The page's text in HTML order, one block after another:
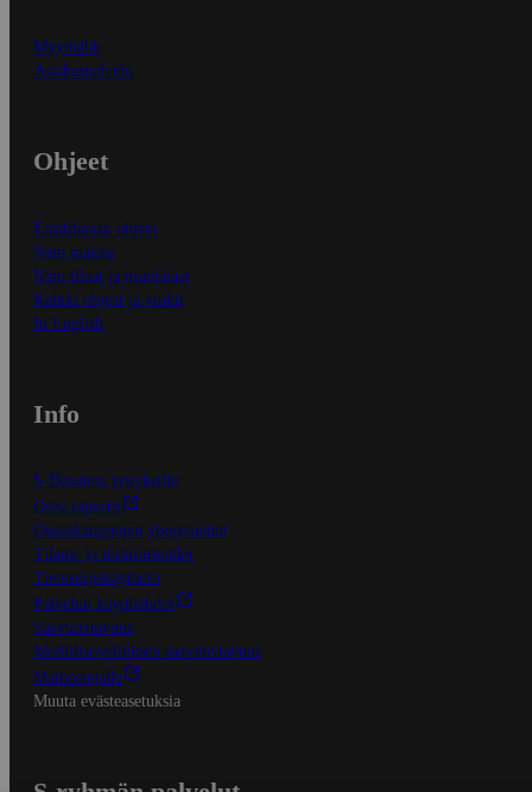
Myymälät
Asiakaspalvelu
Ohjeet
Ensitilaajan ohjeet
Näin maksat
Näin tilaat ja muokkaat
Kaikki ohjeet ja vinkit
In English
Info
S-Business yrityksille
Oiva-raportit
Osuuskauppojen yhteystiedot
Tilaus- ja toimitusehdot
Tietosuojakäytäntö
Palvelun käyttöehdot
Saavutettavuus
Mobiilisovelluksen saavutettavuus
Mainostajalle
Muuta evästeasetuksia